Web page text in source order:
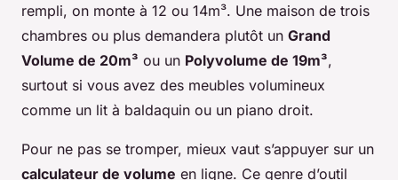
rempli, on monte à 12 ou 14m³. Une maison de trois
chambres ou plus demandera plutôt un Grand
Volume de 20m³ ou un Polyvolume de 19m³,
surtout si vous avez des meubles volumineux
comme un lit à baldaquin ou un piano droit.
Pour ne pas se tromper, mieux vaut s’appuyer sur un
calculateur de volume en ligne. Ce genre d’outil